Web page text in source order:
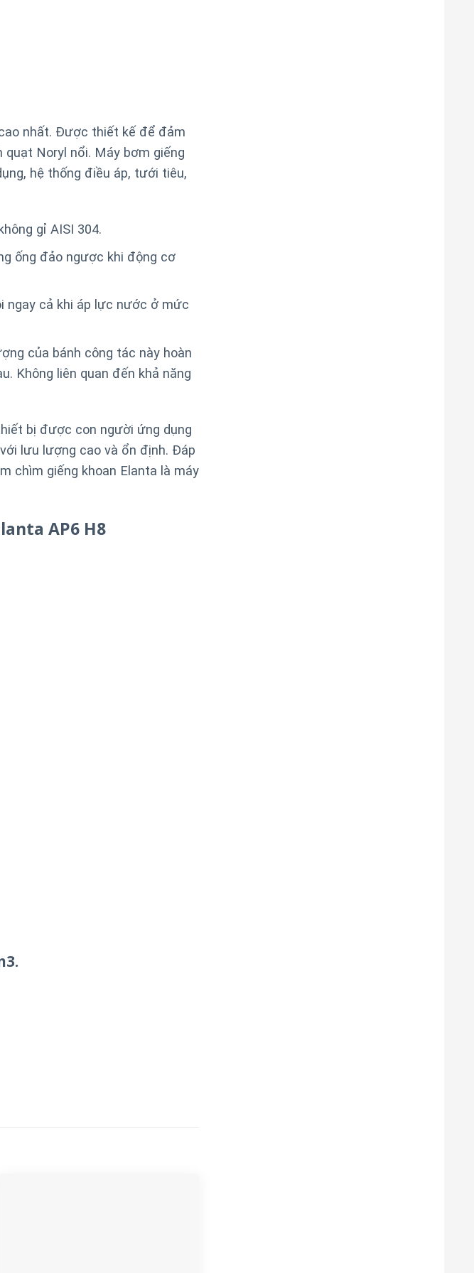
nhất. Được thiết kế để đảm
Noryl nổi. Máy bơm giếng
hệ thống điều áp, tưới tiêu,
gỉ AISI 304.
ống đảo ngược khi động cơ
ngay cả khi áp lực nước ở mức
của bánh công tác này hoàn
Không liên quan đến khả năng
bị được con người ứng dụng
lưu lượng cao và ổn định. Đáp
chìm giếng khoan Elanta là máy
AP6 H8